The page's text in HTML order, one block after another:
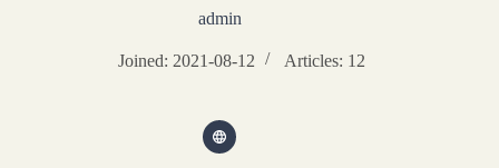
admin
Joined: 2021-08-12 Articles: 12